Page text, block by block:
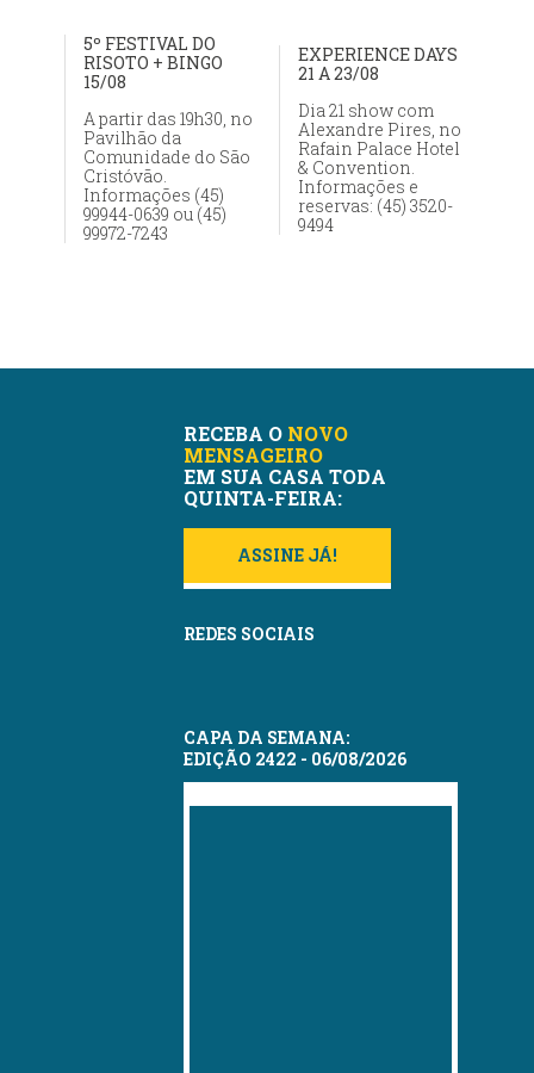
5º FESTIVAL DO
RISOTO + BINGO
15/08
A partir das 19h30, no
Pavilhão da
Comunidade do São
Cristóvão.
Informações (45)
99944-0639 ou (45)
99972-7243
EXPERIENCE DAYS
21 A 23/08
Dia 21 show com
Alexandre Pires, no
Rafain Palace Hotel
& Convention.
Informações e
reservas: (45) 3520-
9494
RECEBA O NOVO
MENSAGEIRO
EM SUA CASA TODA
QUINTA-FEIRA:
ASSINE JÁ!
REDES SOCIAIS
CAPA DA SEMANA:
EDIÇÃO 2422 - 06/08/2026